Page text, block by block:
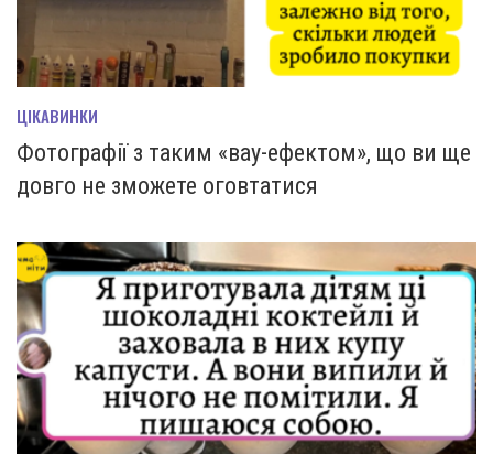
ЦІКАВИНКИ
Фотографії з таким «вау-ефектом», що ви ще
довго не зможете оговтатися